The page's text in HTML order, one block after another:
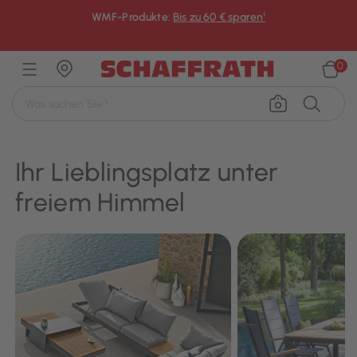
WMF-Produkte: Bis zu 60 € sparen¹
0
Ihr Lieblingsplatz unter
freiem Himmel